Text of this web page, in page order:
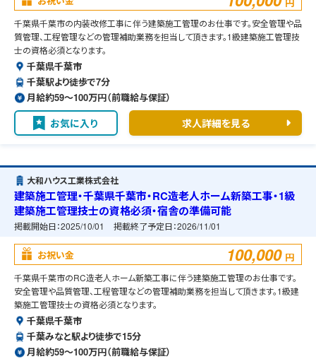
千葉県千葉市の内装改修工事に伴う建築施工管理のお仕事です。安全管理や品
質管理、工程管理などの管理補助業務を担当して頂きます。1級建築施工管理技
士の資格必須となります。
千葉県千葉市
千葉駅より徒歩で7分
月給約59〜100万円（前職給与保証）
お気に入り 求人詳細を見る
大和ハウス工業株式会社
建築施工管理・千葉県千葉市・RC造老人ホーム新築工事・1級
建築施工管理技士の資格必須・宿舎の準備可能
掲載開始日：2025/10/01 掲載終了予定日：2026/11/01
お祝い金 100,000 円
千葉県千葉市のRC造老人ホーム新築工事に伴う建築施工管理のお仕事です。
安全管理や品質管理、工程管理などの管理補助業務を担当して頂きます。1級建
築施工管理技士の資格必須となります。
千葉県千葉市
千葉みなと駅より徒歩で15分
月給約59〜100万円（前職給与保証）